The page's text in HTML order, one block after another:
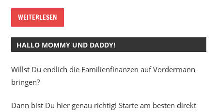
WEITERLESEN
HALLO MOMMY UND DADDY!
Willst Du endlich die Familienfinanzen auf Vordermann
bringen?
Dann bist Du hier genau richtig! Starte am besten direkt